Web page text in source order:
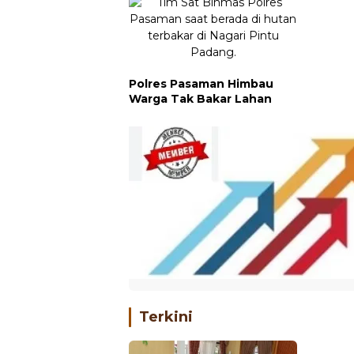
Polres Pasaman Himbau
Warga Tak Bakar Lahan
Terkini